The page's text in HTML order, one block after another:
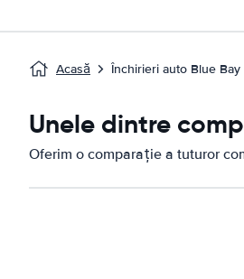
Acasă Închirieri auto Blue Bay
Unele dintre
Oferim o comparație a tuturor